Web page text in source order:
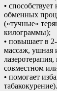
•
обменных
(«тучные»
килограммы);
• повышает в
массаж, ушная
совместном
• помогает
табакокурение).